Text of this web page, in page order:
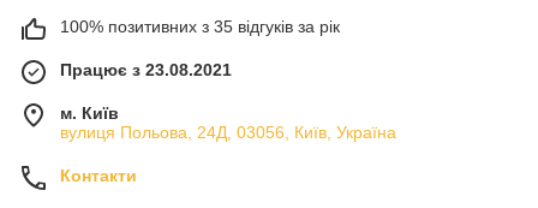
100% позитивних з 35 відгуків за рік
Працює з 23.08.2021
м. Київ
вулиця Польова, 24Д, 03056, Київ, Україна
Контакти